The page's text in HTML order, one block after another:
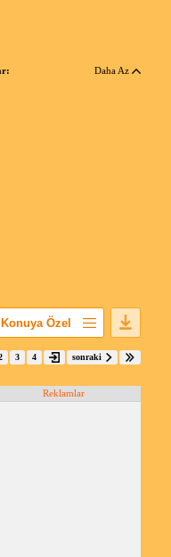
Daha Az
Konuya Özel
Favorilerime Ekle
Popüler Mesajlar
3 4 sonraki
Reklamlar